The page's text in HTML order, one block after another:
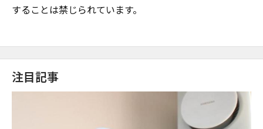
することは禁じられています。
注目記事